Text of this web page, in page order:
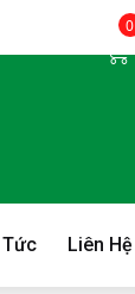
0
Liên Hệ